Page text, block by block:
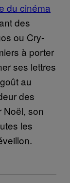
du cinéma
des
ou Cry-
à porter
ses lettres
au
des
Noël, son
les